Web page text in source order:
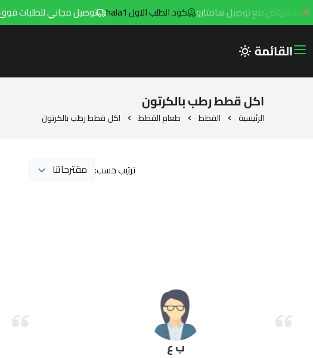
كود الطلب الاول hala1 توصيل مجاني للطلبات فوق 299ريال داخل مدينه الرياض مع توصيل هامتارو
القائمة
اكل قطط رطب بالكرتون
الرئيسية القطط طعام القطط اكل قطط رطب بالكرتون
ترتيب حسب:
ب ع